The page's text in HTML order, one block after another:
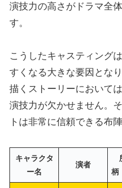
演技力の高さがドラマ全
す。
こうしたキャスティング
すくなる大きな要因とな
描くストーリーにおいて
演技力が欠かせません。
トは非常に信頼できる布陣
キャラクタ
ー名
演者
柄